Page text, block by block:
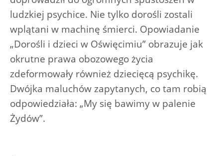
ludzkiej psychice. Nie tylko dorośli zostali
wplątani w machinę śmierci. Opowiadanie
„Dorośli i dzieci w Oświęcimiu” obrazuje jak
okrutne prawa obozowego życia
zdeformowały również dziecięcą psychikę.
Dwójka maluchów zapytanych, co tam robią
odpowiedziała: „My się bawimy w palenie
Żydów”.